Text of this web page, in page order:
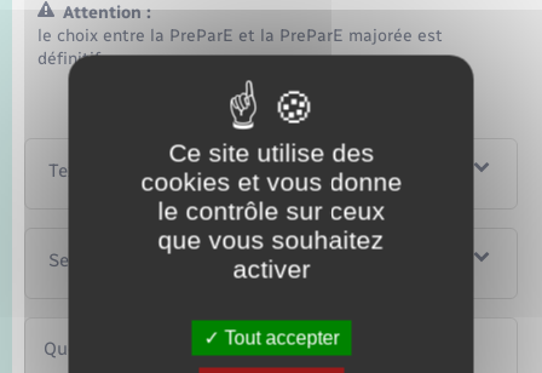
Attention :
le choix entre la PreParE et la PreParE majorée est
définitif.
Textes de référence
Services en ligne et formulaires
Questions ? Réponses !
Ce site utilise des
cookies et vous donne
le contrôle sur ceux
que vous souhaitez
activer
Tout accepter